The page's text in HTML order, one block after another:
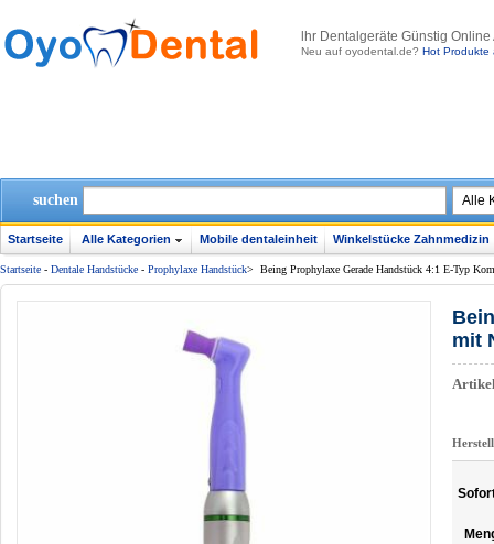
lhr Dentalgeräte Günstig
Neu auf oyodental.de? Hot Produkte
suchen
Startseite Alle Kategorien Mobile dentaleinheit Winkelstücke Zahnmedizin
Startseite - Dentale Handstücke - Prophylaxe Handstück> Being Prophylaxe Gerade Handstück 4:1 E-Typ
mit